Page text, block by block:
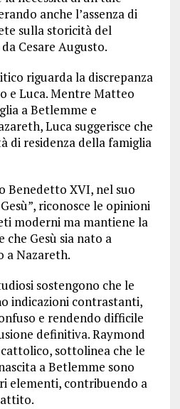
anche l’assenza di
sulla storicità del
Cesare Augusto.
riguarda la discrepanza
e Luca. Mentre Matteo
a Betlemme e
Luca suggerisce che
di residenza della famiglia
Benedetto XVI, nel suo
riconosce le opinioni
moderni ma mantiene la
Gesù sia nato a
a Nazareth.
sostengono che le
indicazioni contrastanti,
e rendendo difficile
definitiva. Raymond
sottolinea che le
a Betlemme sono
elementi, contribuendo a